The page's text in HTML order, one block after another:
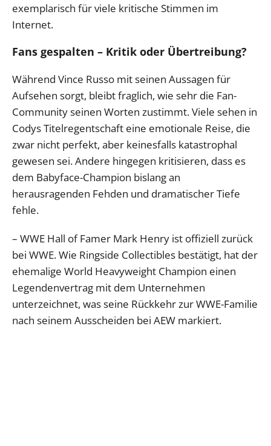
exemplarisch für viele kritische Stimmen im
Internet.
Fans gespalten – Kritik oder Übertreibung?
Während Vince Russo mit seinen Aussagen für
Aufsehen sorgt, bleibt fraglich, wie sehr die Fan-
Community seinen Worten zustimmt. Viele sehen in
Codys Titelregentschaft eine emotionale Reise, die
zwar nicht perfekt, aber keinesfalls katastrophal
gewesen sei. Andere hingegen kritisieren, dass es
dem Babyface-Champion bislang an
herausragenden Fehden und dramatischer Tiefe
fehle.
– WWE Hall of Famer Mark Henry ist offiziell zurück
bei WWE. Wie Ringside Collectibles bestätigt, hat der
ehemalige World Heavyweight Champion einen
Legendenvertrag mit dem Unternehmen
unterzeichnet, was seine Rückkehr zur WWE-Familie
nach seinem Ausscheiden bei AEW markiert.